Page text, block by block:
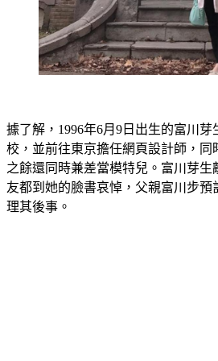
據了解，1996年6月9日出生的富川
校，並前往東京擔任網頁設計師，同
之餘還同時兼差當模特兒。富川芽生
友都到她的臉書哀悼，父親富川步預
理其後事。